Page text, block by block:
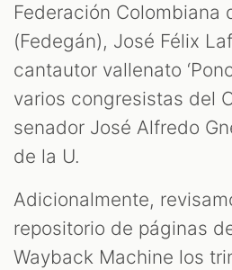
Federación Colombiana
(Fedegán), José Félix
cantautor vallenato
varios congresistas del
senador José Alfredo
de la U.
Adicionalmente,
repositorio de páginas
Wayback Machine los